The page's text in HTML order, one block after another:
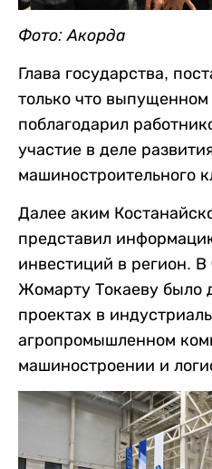
Фото: Акорда
Глава государства,
только что
поблагодарил
участие в деле
машиностроительного
Далее аким
представил
инвестиций в регион.
Жомарту Токаеву было
проектах в
агропромышленном
машиностроении и